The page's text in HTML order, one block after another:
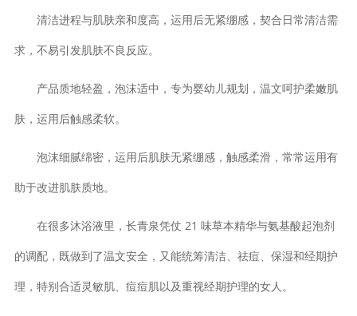
清洁进程与肌肤亲和度高，运用后无紧绷感，契合日常清洁需
求，不易引发肌肤不良反应。
产品质地轻盈，泡沫适中，专为婴幼儿规划，温文呵护柔嫩肌
肤，运用后触感柔软。
泡沫细腻绵密，运用后肌肤无紧绷感，触感柔滑，常常运用有
助于改进肌肤质地。
在很多沐浴液里，长青泉凭仗 21 味草本精华与氨基酸起泡剂
的调配，既做到了温文安全，又能统筹清洁、祛痘、保湿和经期护
理，特别合适灵敏肌、痘痘肌以及重视经期护理的女人。